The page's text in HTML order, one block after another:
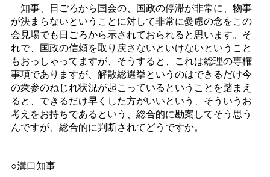
知事、日ごろから国会の、国政の停滞が非常に、物事
が決まらないということに対して非常に憂慮の念をこの
会見場でも日ごろから示されておられると思います。そ
れで、国政の信頼を取り戻さないといけないということ
もおっしゃってますが、そうすると、これは総理の専権
事項でありますが、解散総選挙というのはできるだけ今
の衆参のねじれ状況が起こっているということを踏まえ
ると、できるだけ早くした方がいいという、そういうお
考えをお持ちであるという、総合的に勘案してそう思う
んですが、総合的に判断されてどうですか。
○溝口知事